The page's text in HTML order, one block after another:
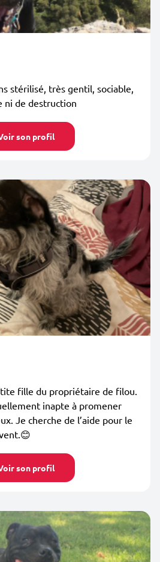
stérilisé, très gentil, sociable,
ni de destruction
son profil
fille du propriétaire de filou.
inapte à promener
Je cherche de l’aide pour le
son profil